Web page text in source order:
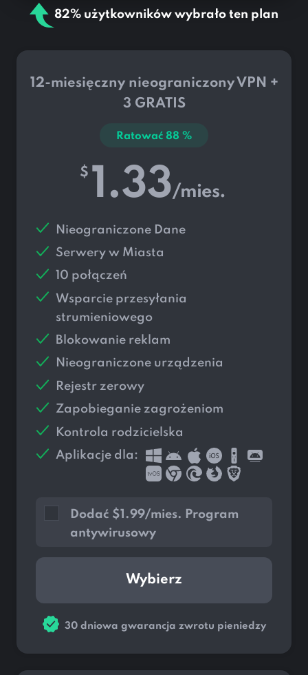
12-miesięczny nieograniczony VPN +
3 GRATIS
Ratować 88 %
$ 1.33/mies.
Nieograniczone Dane
Serwery w Miasta
10 połączeń
Wsparcie przesyłania
strumieniowego
Blokowanie reklam
Nieograniczone urządzenia
Rejestr zerowy
Zapobieganie zagrożeniom
Kontrola rodzicielska
Aplikacje dla:
Dodać $1.99/mies. Program
antywirusowy
Wybierz
30 dniowa gwarancja zwrotu pieniedzy
82% użytkowników wybrało ten plan